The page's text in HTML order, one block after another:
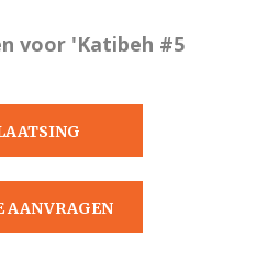
voor 'Katibeh #5
AANVRAGEN